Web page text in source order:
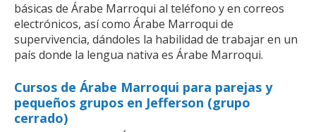
básicas de Árabe Marroqui al teléfono y en correos
electrónicos, así como Árabe Marroqui de
supervivencia, dándoles la habilidad de trabajar en un
país donde la lengua nativa es Árabe Marroqui.
Cursos de Árabe Marroqui para parejas y
pequeños grupos en Jefferson (grupo
cerrado)